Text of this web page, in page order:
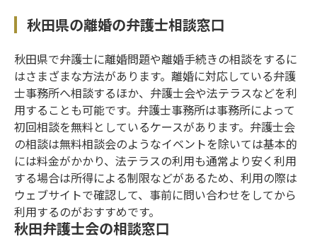
秋田県の離婚の弁護士相談窓口
秋田県で弁護士に離婚問題や離婚手続きの相談をするに
はさまざまな方法があります。離婚に対応している弁護
士事務所へ相談するほか、弁護士会や法テラスなどを利
用することも可能です。弁護士事務所は事務所によって
初回相談を無料としているケースがあります。弁護士会
の相談は無料相談会のようなイベントを除いては基本的
には料金がかかり、法テラスの利用も通常より安く利用
する場合は所得による制限などがあるため、利用の際は
ウェブサイトで確認して、事前に問い合わせをしてから
利用するのがおすすめです。
秋田弁護士会の相談窓口